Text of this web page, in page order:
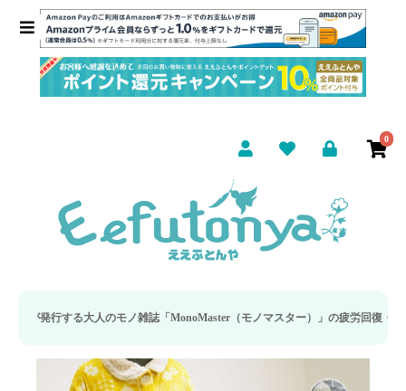
0
雑誌「MonoMaster（モノマスター）」の疲労回復・睡眠の向上特集に当社のリ